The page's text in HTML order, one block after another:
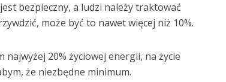
bezpieczny, a ludzi należy traktować
może być to nawet więcej niż 10%.
najwyżej 20% życiowej energii, na życie
że niezbędne minimum.